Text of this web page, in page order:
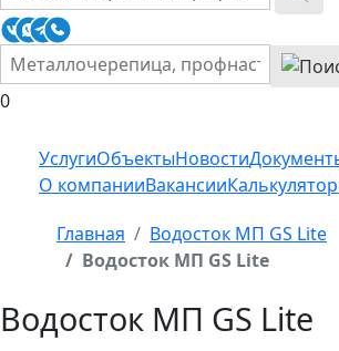
0
УслугиОбъектыНовости
О компанииВакансии
Главная
Водосток МП GS Lite
Водосток МП GS Lite
Водосток МП GS Lite